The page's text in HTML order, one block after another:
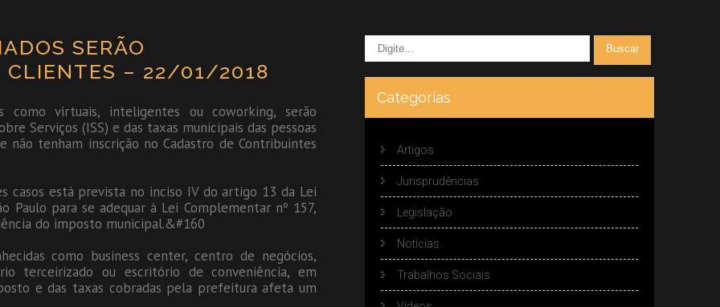
SERÃO
CLIENTES – 22/01/2018
como virtuais, inteligentes ou coworking, serão
Serviços (ISS) e das taxas municipais das pessoas
não tenham inscrição no Cadastro de Contribuintes
casos está prevista no inciso IV do artigo 13 da Lei
Paulo para se adequar à Lei Complementar nº 157,
do imposto municipal.&#160
como business center, centro de negócios,
terceirizado ou escritório de conveniência, em
e das taxas cobradas pela prefeitura afeta um
Categorias
Artigos
Jurisprudências
Legislação
Notícias
Trabalhos Sociais